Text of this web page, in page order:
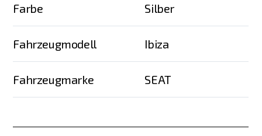
Farbe Silber
Fahrzeugmodell Ibiza
Fahrzeugmarke SEAT